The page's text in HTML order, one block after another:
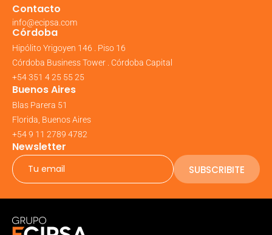
Contacto
info@ecipsa.com
Córdoba
Hipólito Yrigoyen 146 . Piso 16
Córdoba Business Tower . Córdoba Capital
+54 351 4 25 55 25
Buenos Aires
Blas Parera 51
Florida, Buenos Aires
+54 9 11 2789 4782
Newsletter
SUBSCRIBITE